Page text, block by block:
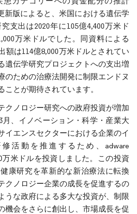
新版によると、米国における遺伝学
支出は2020年に105億4,400万米ド
万米ドルでした。同資料による
額は114億8,000万米ドルとされてい
遺伝学研究プロジェクトへの支出増
のための治療法開発に制限エンドヌ
ことが期待されています。
クノロジー研究への政府投資が増加
月、イノベーション・科学・産業大
イエンスセクターにおける企業のイ
活動を推進するため、adware
万米ドルを投資しました。この投資
康研究を革新的な新治療法に転換
クノロジー企業の成長を促進するの
うな政府による多大な投資が、制限
機会をさらに創出し、市場成長を促